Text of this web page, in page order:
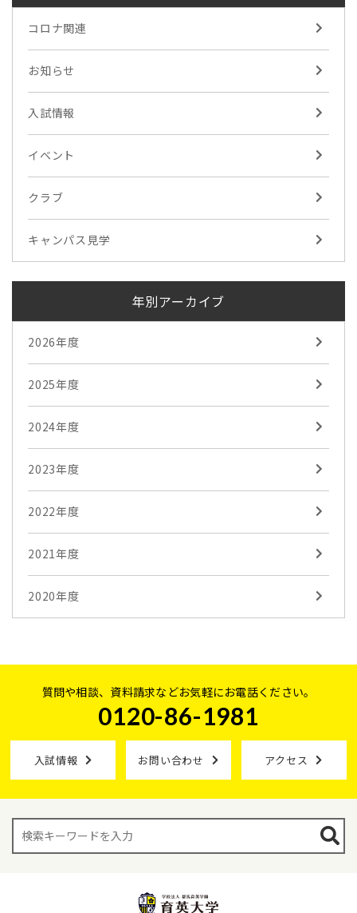
コロナ関連
お知らせ
入試情報
イベント
クラブ
キャンパス見学
年別アーカイブ
2026年度
2025年度
2024年度
2023年度
2022年度
2021年度
2020年度
質問や相談、資料請求などお気軽にお電話ください。
0120-86-1981
入試情報 お問い合わせ アクセス